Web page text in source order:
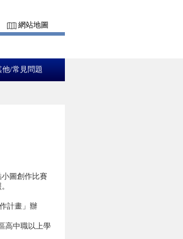
網站地圖
他/常見問題
圖創作比賽
計畫」辦
高中職以上學